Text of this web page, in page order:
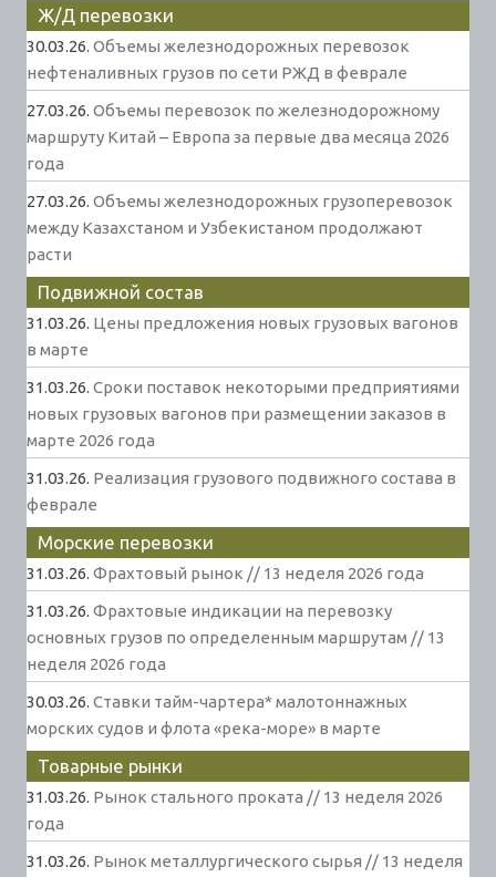
Ж/Д перевозки
30.03.26. Объемы железнодорожных перевозок
нефтеналивных грузов по сети РЖД в феврале
27.03.26. Объемы перевозок по железнодорожному
маршруту Китай – Европа за первые два месяца 2026
года
27.03.26. Объемы железнодорожных грузоперевозок
между Казахстаном и Узбекистаном продолжают
расти
Подвижной состав
31.03.26. Цены предложения новых грузовых вагонов
в марте
31.03.26. Сроки поставок некоторыми предприятиями
новых грузовых вагонов при размещении заказов в
марте 2026 года
31.03.26. Реализация грузового подвижного состава в
феврале
Морские перевозки
31.03.26. Фрахтовый рынок // 13 неделя 2026 года
31.03.26. Фрахтовые индикации на перевозку
основных грузов по определенным маршрутам // 13
неделя 2026 года
30.03.26. Ставки тайм-чартера* малотоннажных
морских судов и флота «река-море» в марте
Товарные рынки
31.03.26. Рынок стального проката // 13 неделя 2026
года
31.03.26. Рынок металлургического сырья // 13 неделя